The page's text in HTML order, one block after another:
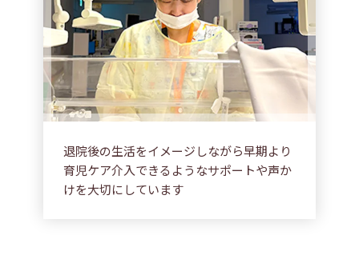
退院後の生活をイメージしながら早期より
育児ケア介入できるようなサポートや声か
けを大切にしています